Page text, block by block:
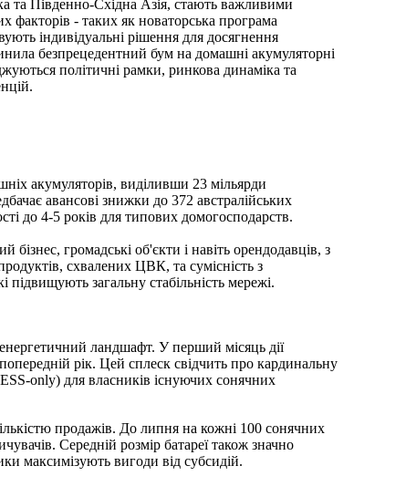
та Південно-Східна Азія, стають важливими
факторів - таких як новаторська програма
індивідуальні рішення для досягнення
безпрецедентний бум на домашні акумуляторні
політичні рамки, ринкова динаміка та
акумуляторів, виділивши 23 мільярди
авансові знижки до 372 австралійських
до 4-5 років для типових домогосподарств.
громадські об'єкти і навіть орендодавців, з
схвалених ЦВК, та сумісність з
загальну стабільність мережі.
ландшафт. У перший місяць дії
рік. Цей сплеск свідчить про кардинальну
only) для власників існуючих сонячних
продажів. До липня на кожні 100 сонячних
Середній розмір батареї також значно
максимізують вигоди від субсидій.